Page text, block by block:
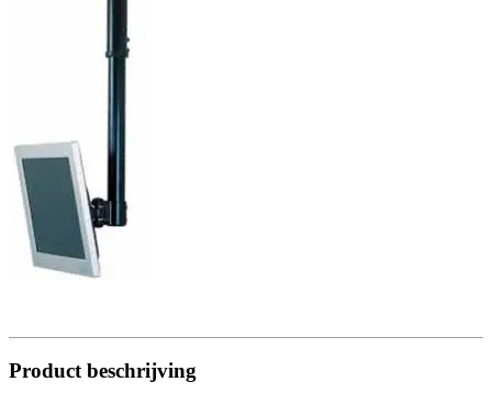
Product beschrijving